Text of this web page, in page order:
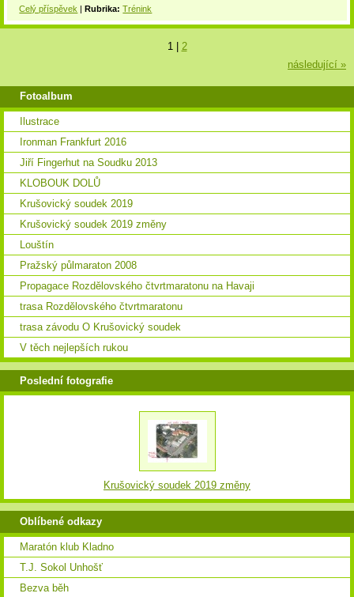
Celý příspěvek |Rubrika: Trénink
1
2
následující »
Fotoalbum
Ilustrace
Ironman Frankfurt 2016
Jiří Fingerhut na Soudku 2013
KLOBOUK DOLŮ
Krušovický soudek 2019
Krušovický soudek 2019 změny
Louštín
Pražský půlmaraton 2008
Propagace Rozdělovského čtvrtmaratonu na Havaji
trasa Rozdělovského čtvrtmaratonu
trasa závodu O Krušovický soudek
V těch nejlepších rukou
Poslední fotografie
Krušovický soudek 2019 změny
Oblíbené odkazy
Maratón klub Kladno
T.J. Sokol Unhošť
Bezva běh